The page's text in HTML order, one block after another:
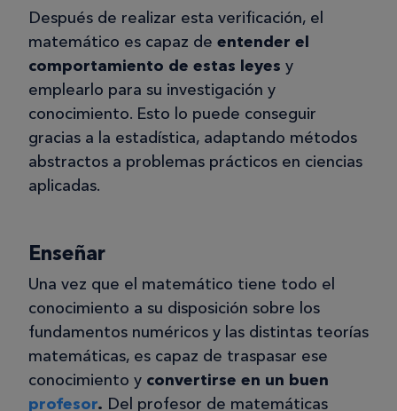
Después de realizar esta verificación, el
matemático es capaz de entender el
comportamiento de estas leyes y
emplearlo para su investigación y
conocimiento. Esto lo puede conseguir
gracias a la estadística, adaptando métodos
abstractos a problemas prácticos en ciencias
aplicadas.
Enseñar
Una vez que el matemático tiene todo el
conocimiento a su disposición sobre los
fundamentos numéricos y las distintas teorías
matemáticas, es capaz de traspasar ese
conocimiento y convertirse en un buen
profesor. Del profesor de matemáticas